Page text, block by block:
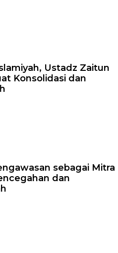
Ustadz Zaitun
Konsolidasi dan
sebagai Mitra
dan